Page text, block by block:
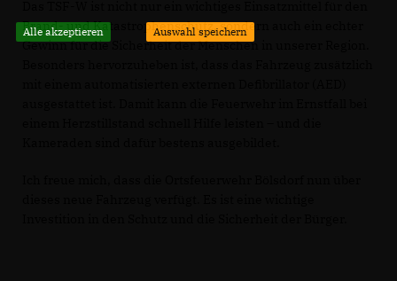
Brand- und Katastrophenschutz, sondern auch ein echter
Gewinn für die Sicherheit der Menschen in unserer Region.
Alle akzeptieren Auswahl speichern